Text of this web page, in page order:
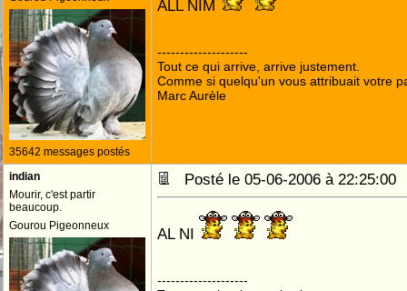
35642 messages postés
ALL NIM
--------------------
Tout ce qui arrive, arrive justement.
Comme si quelqu'un vous attribuait votre
Marc Aurèle
indian
Mourir, c'est partir
beaucoup.
Gourou Pigeonneux
Posté le 05-06-2006 à
AL NI
--------------------